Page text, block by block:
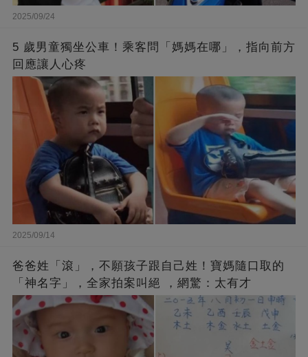
2025/09/24
5 歲男童獨坐公車！乘客問「媽媽在哪」，指向前方
回應讓人心疼
2025/09/14
爸爸姓「滾」，不願孩子跟自己姓！寶媽隨口取的
「神名字」，全家拍案叫絕 ，網驚：太有才